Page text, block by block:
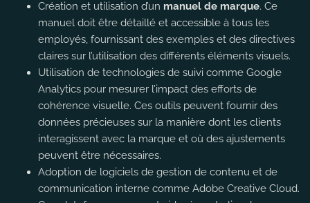
Création et utilisation d’un manuel de marque. Ce
manuel doit être détaillé et accessible à tous les
employés, fournissant des exemples et des directives
claires sur l’utilisation des différents éléments visuels.
Utilisation de technologies de suivi comme Google
Analytics pour mesurer l’impact des efforts de
cohérence visuelle. Ces outils peuvent fournir des
données précieuses sur la manière dont les clients
interagissent avec la marque et où des ajustements
peuvent être nécessaires.
Adoption de logiciels de gestion de contenu et de
communication interne comme Adobe Creative Cloud.